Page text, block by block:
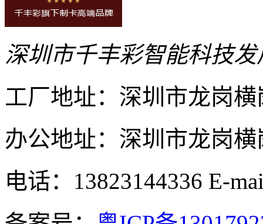
深圳市千丰彩智能科技
工厂地址：深圳市龙岗横
办公地址：深圳市龙岗
电话：13823144336 E-